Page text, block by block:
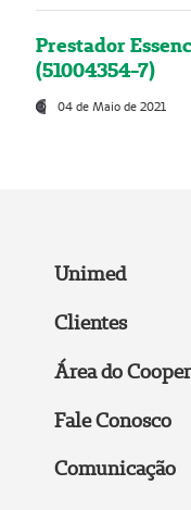
Prestador
(51004354-7)
04 de Maio de 2021
Unimed
Clientes
Área do
Fale Conosco
Comunicação